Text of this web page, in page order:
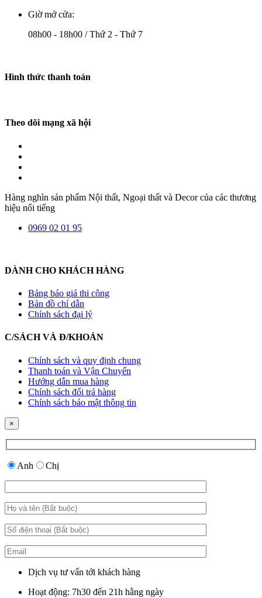
Giờ mở cửa:
08h00 - 18h00 / Thứ 2 - Thứ 7
Hình thức thanh toán
Theo dõi mạng xã hội
Hàng nghìn sản phẩm Nội thất, Ngoại thất và Decor của các thương
hiệu nổi tiếng
0969 02 01 95
DÀNH CHO KHÁCH HÀNG
Bảng báo giá thi công
Bản đồ chỉ dẫn
Chính sách đại lý
C/SÁCH VÀ Đ/KHOẢN
Chính sách và quy định chung
Thanh toán và Vận Chuyển
Hướng dẫn mua hàng
Chính sách đổi trả hàng
Chính sách bảo mật thông tin
×
Anh Chị
Dịch vụ tư vấn tới khách hàng
Hoạt động: 7h30 đến 21h hằng ngày